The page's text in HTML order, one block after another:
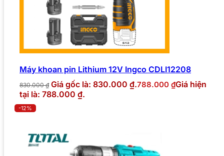
Máy khoan pin Lithium 12V Ingco CDLI12208
830.000₫ Giá gốc là: 830.000 ₫.788.000 ₫Giá hiện
tại là: 788.000 ₫.
-12%